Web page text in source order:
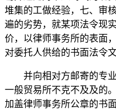
堆集的工做经验，七、审
遍的劣势，就某项法令现
价，以律师事务所的表面
对委托人供给的书面法令
并向相对方邮寄的专业
一般贸易所不克不及及的
加盖律师事务所公章的书